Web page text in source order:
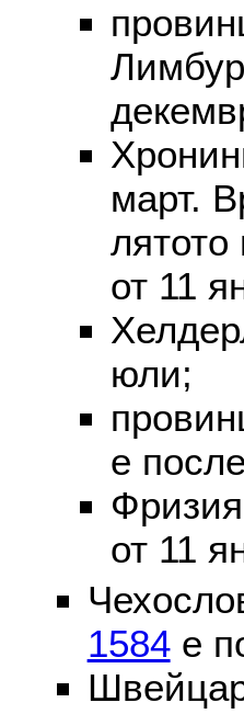
март.
лятото
от 11
юли;
е
от 11
1584е